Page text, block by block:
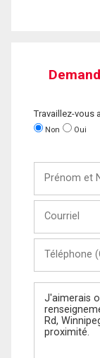
Travaillez-vous
Non Oui
Nom
(Optionnel)
Message